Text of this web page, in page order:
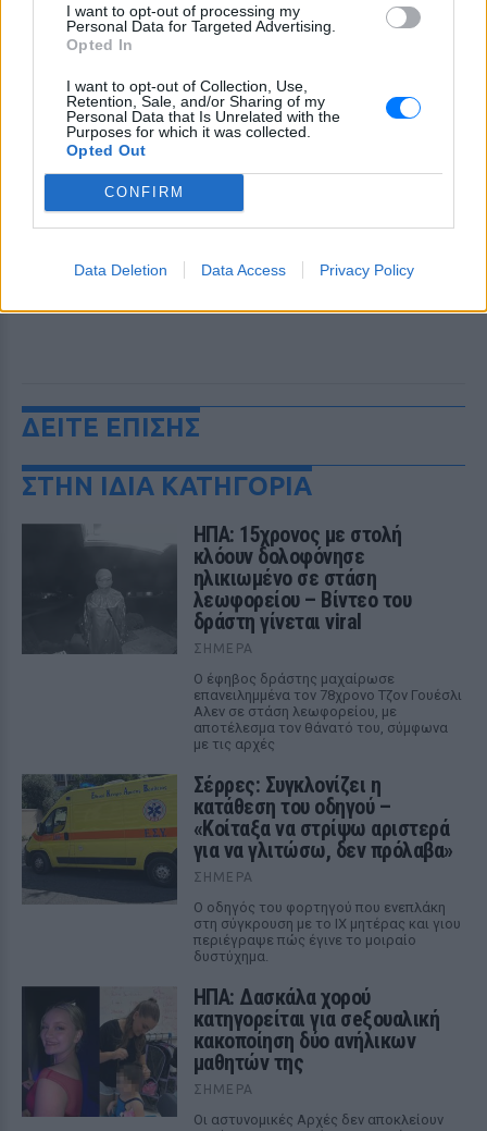
I want to opt-out of processing my
Personal Data for Targeted Advertising.
Opted In
I want to opt-out of Collection, Use,
Retention, Sale, and/or Sharing of my
Personal Data that Is Unrelated with the
Purposes for which it was collected.
Opted Out
CONFIRM
Data Deletion Data Access Privacy Policy
ΔΕΙΤΕ ΕΠΙΣΗΣ
ΣΤΗΝ ΙΔΙΑ ΚΑΤΗΓΟΡΙΑ
ΗΠΑ: 15χρονος με στολή
κλόουν δολοφόνησε
ηλικιωμένο σε στάση
λεωφορείου – Βίντεο του
δράστη γίνεται viral
ΣΉΜΕΡΑ
Ο έφηβος δράστης μαχαίρωσε
επανειλημμένα τον 78χρονο Τζον Γουέσλι
Αλεν σε στάση λεωφορείου, με
αποτέλεσμα τον θάνατό του, σύμφωνα
με τις αρχές
Σέρρες: Συγκλονίζει η
κατάθεση του οδηγού –
«Κοίταξα να στρίψω αριστερά
για να γλιτώσω, δεν πρόλαβα»
ΣΉΜΕΡΑ
Ο οδηγός του φορτηγού που ενεπλάκη
στη σύγκρουση με το ΙΧ μητέρας και γιου
περιέγραψε πώς έγινε το μοιραίο
δυστύχημα.
ΗΠΑ: Δασκάλα χορού
κατηγορείται για σeξουαλική
κακοποίηση δύο ανήλικων
μαθητών της
ΣΉΜΕΡΑ
Οι αστυνομικές Αρχές δεν αποκλείουν